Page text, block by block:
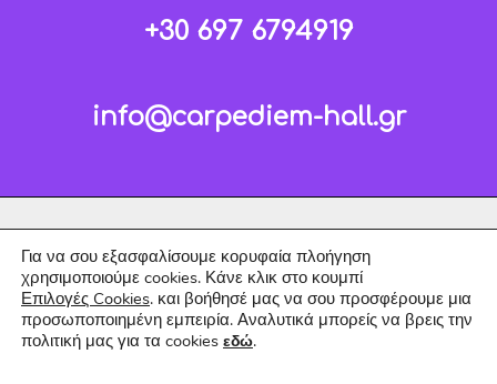
+30 697 6794919
info@carpediem-hall.gr
Για να σου εξασφαλίσουμε κορυφαία πλοήγηση
χρησιμοποιούμε cookies. Κάνε κλικ στο κουμπί
Επιλογές Cookies. και βοήθησέ μας να σου προσφέρουμε μια
προσωποποιημένη εμπειρία. Αναλυτικά μπορείς να βρεις την
πολιτική μας για τα cookies εδώ.